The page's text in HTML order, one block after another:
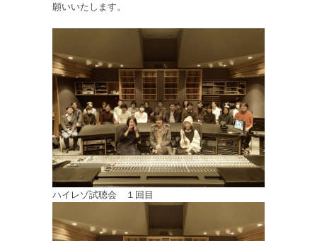
願いいたします。
ハイレゾ試聴会 １回目